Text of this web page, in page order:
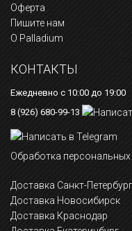
Оферта
Пишите нам
О Palladium
КОНТАКТЫ
Ежедневно с 10:00 до 19:00
8 (926) 680-99-13
Обработка
Доставка Санкт-Петербург
Доставка Новосибирск
Доставка Краснодар